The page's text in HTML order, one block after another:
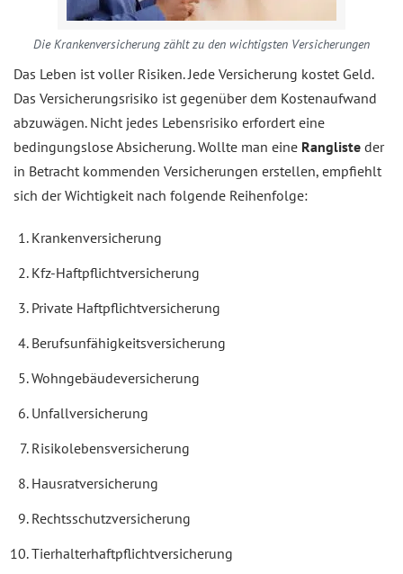
Die Krankenversicherung zählt zu den wichtigsten Versicherungen
Das Leben ist voller Risiken. Jede Versicherung kostet Geld.
Das Versicherungsrisiko ist gegenüber dem Kostenaufwand
abzuwägen. Nicht jedes Lebensrisiko erfordert eine
bedingungslose Absicherung. Wollte man eine Rangliste der
in Betracht kommenden Versicherungen erstellen, empfiehlt
sich der Wichtigkeit nach folgende Reihenfolge:
Krankenversicherung
Kfz-Haftpflichtversicherung
Private Haftpflichtversicherung
Berufsunfähigkeitsversicherung
Wohngebäudeversicherung
Unfallversicherung
Risikolebensversicherung
Hausratversicherung
Rechtsschutzversicherung
Tierhalterhaftpflichtversicherung